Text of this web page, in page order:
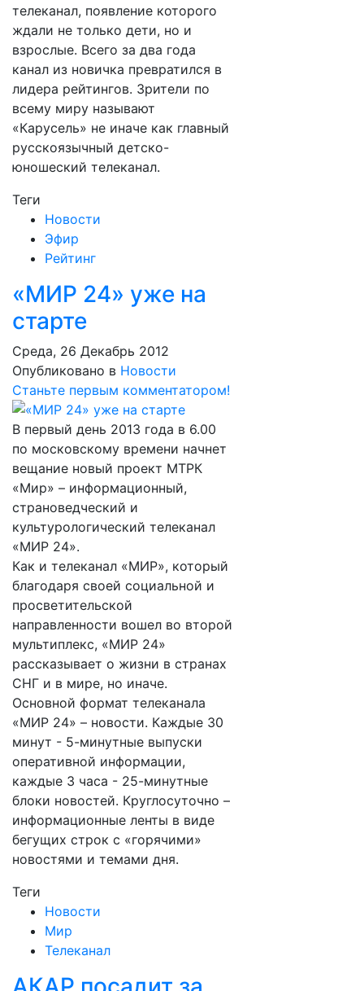
телеканал, появление которого
ждали не только дети, но и
взрослые. Всего за два года
канал из новичка превратился в
лидера рейтингов. Зрители по
всему миру называют
«Карусель» не иначе как главный
русскоязычный детско-
юношеский телеканал.
Теги
Новости
Эфир
Рейтинг
«МИР 24» уже на
старте
Среда, 26 Декабрь 2012
Опубликовано в Новости
Станьте первым комментатором!
В первый день 2013 года в 6.00
по московскому времени начнет
вещание новый проект МТРК
«Мир» – информационный,
страноведческий и
культурологический телеканал
«МИР 24».
Как и телеканал «МИР», который
благодаря своей социальной и
просветительской
направленности вошел во второй
мультиплекс, «МИР 24»
рассказывает о жизни в странах
СНГ и в мире, но иначе.
Основной формат телеканала
«МИР 24» – новости. Каждые 30
минут - 5-минутные выпуски
оперативной информации,
каждые 3 часа - 25-минутные
блоки новостей. Круглосуточно –
информационные ленты в виде
бегущих строк с «горячими»
новостями и темами дня.
Теги
Новости
Мир
Телеканал